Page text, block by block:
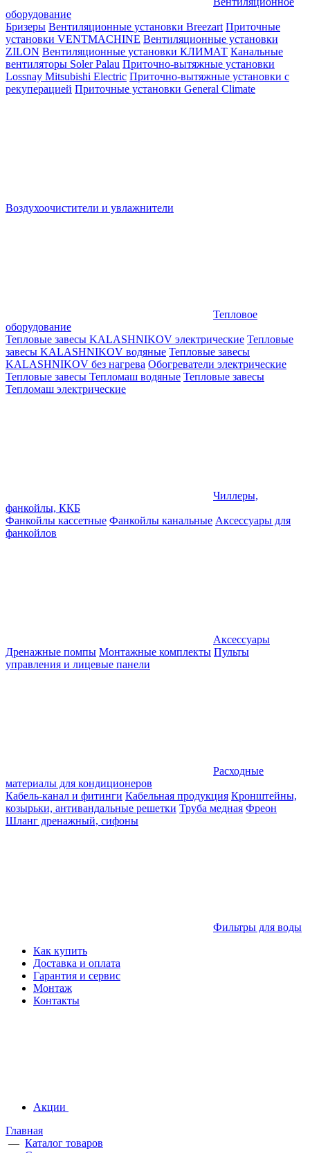
оборудование
Бризеры Вентиляционные установки Breezart Приточные
установки VENTMACHINE Вентиляционные установки
ZILON Вентиляционные установки КЛИМАТ Канальные
вентиляторы Soler Palau Приточно-вытяжные установки
Lossnay Mitsubishi Electric Приточно-вытяжные установки с
рекуперацией Приточные установки General Climate
Воздухоочистители и увлажнители
Тепловое
оборудование
Тепловые завесы KALASHNIKOV электрические Тепловые
завесы KALASHNIKOV водяные Тепловые завесы
KALASHNIKOV без нагрева Обогреватели электрические
Тепловые завесы Тепломаш водяные Тепловые завесы
Тепломаш электрические
Чиллеры,
фанкойлы, ККБ
Фанкойлы кассетные Фанкойлы канальные Аксессуары для
фанкойлов
Аксессуары
Дренажные помпы Монтажные комплекты Пульты
управления и лицевые панели
Расходные
материалы для кондиционеров
Кабель-канал и фитинги Кабельная продукция Кронштейны,
козырьки, антивандальные решетки Труба медная Фреон
Шланг дренажный, сифоны
Фильтры для воды
Как купить
Доставка и оплата
Гарантия и сервис
Монтаж
Контакты
Акции
Главная
— Каталог товаров